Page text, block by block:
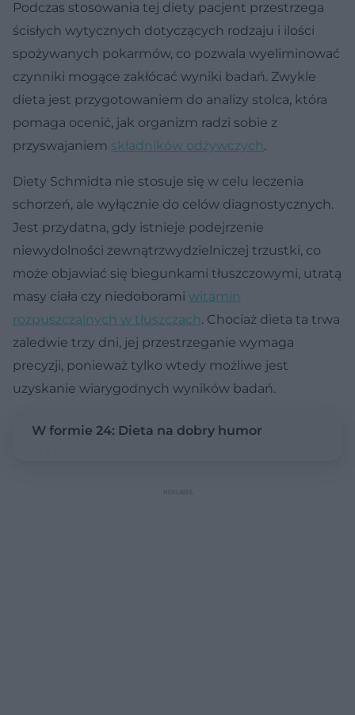
Podczas stosowania tej diety pacjent przestrzega
ścisłych wytycznych dotyczących rodzaju i ilości
spożywanych pokarmów, co pozwala wyeliminować
czynniki mogące zakłócać wyniki badań. Zwykle
dieta jest przygotowaniem do analizy stolca, która
pomaga ocenić, jak organizm radzi sobie z
przyswajaniem składników odżywczych.
Diety Schmidta nie stosuje się w celu leczenia
schorzeń, ale wyłącznie do celów diagnostycznych.
Jest przydatna, gdy istnieje podejrzenie
niewydolności zewnątrzwydzielniczej trzustki, co
może objawiać się biegunkami tłuszczowymi, utratą
masy ciała czy niedoborami witamin
rozpuszczalnych w tłuszczach. Chociaż dieta ta trwa
zaledwie trzy dni, jej przestrzeganie wymaga
precyzji, ponieważ tylko wtedy możliwe jest
uzyskanie wiarygodnych wyników badań.
W formie 24: Dieta na dobry humor